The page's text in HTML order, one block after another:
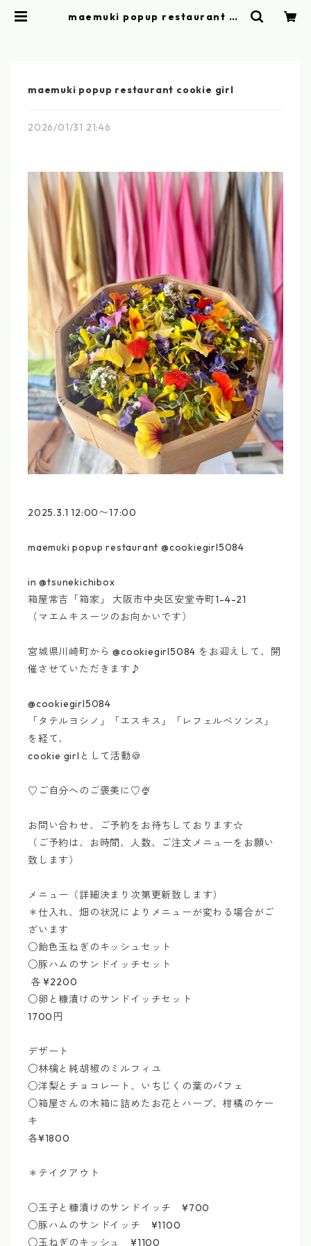
maemuki popup restaurant co
maemuki popup restaurant cookie girl
2026/01/31 21:46
2025.3.1 12:00〜17:00
maemuki popup restaurant @cookiegirl5084
in @tsunekichibox
箱屋常吉「箱家」 大阪市中央区安堂寺町1-4-21
（マエムキスーツのお向かいです）
宮城県川崎町から @cookiegirl5084 をお迎えして、開
催させていただきます♪
@cookiegirl5084
「タテルヨシノ」「エスキス」「レフェルべソンス」
を経て、
cookie girlとして活動🍪
♡ご自分へのご褒美に♡🍨
お問い合わせ、ご予約をお待ちしております☆
（ご予約は、お時間、人数、ご注文メニューをお願い
致します）
メニュー（詳細決まり次第更新致します）
＊仕入れ、畑の状況によりメニューが変わる場合がご
ざいます
○飴色玉ねぎのキッシュセット
○豚ハムのサンドイッチセット
各 ¥2200
○卵と糠漬けのサンドイッチセット
1700円
デザート
○林檎と純胡椒のミルフィユ
○洋梨とチョコレート、いちじくの葉のパフェ
○箱屋さんの木箱に詰めたお花とハーブ、柑橘のケー
キ
各¥1800
＊テイクアウト
○玉子と糠漬けのサンドイッチ ¥700
○豚ハムのサンドイッチ ¥1100
○玉ねぎのキッシュ ¥1100